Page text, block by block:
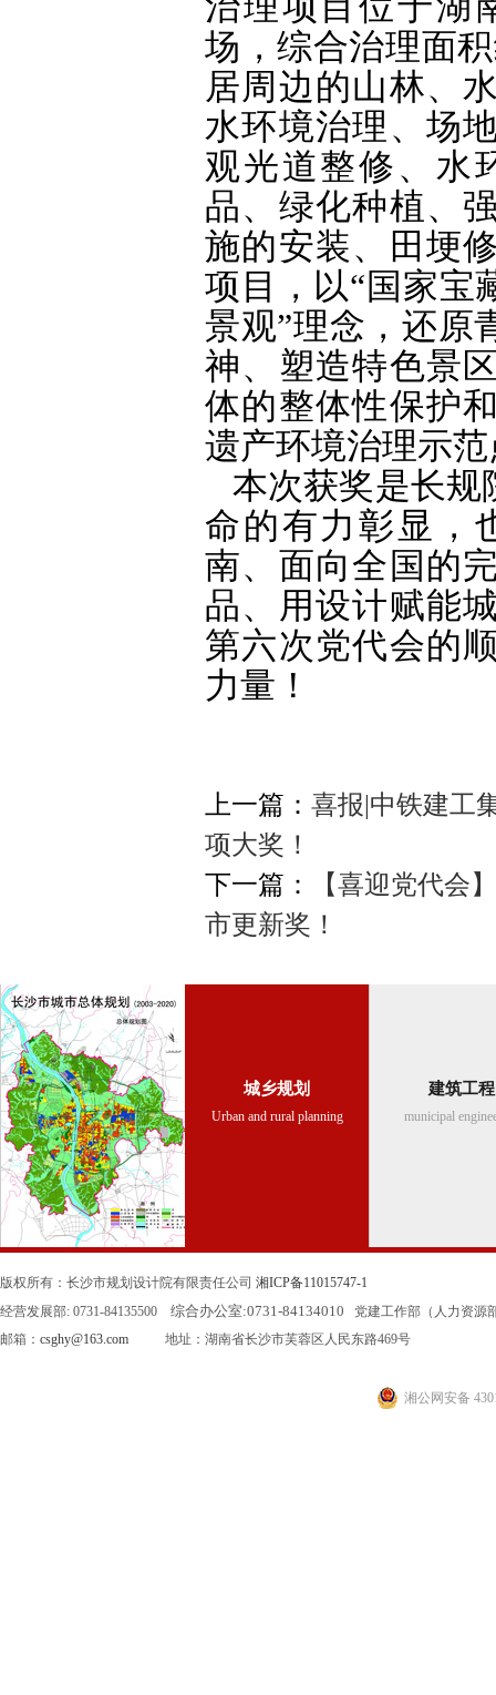
场，综合治理面
居周边的山林、
水环境治理、场
观光道整修、水
品、绿化种植、
施的安装、田埂
项目，以“国家宝
景观”理念，还原
神、塑造特色景
体的整体性保护
遗产环境治理示
本次获奖是长规
命的有力彰显，
南、面向全国的
品、用设计赋能
第六次党代会的
力量！
上一篇： 喜报|中铁建工
项大奖！
下一篇：
【喜迎党代会
市更新奖！
城乡规划
Urban and rural planning
建筑工程
municipal
版权所有：长沙市规划设计院有限责任公司 湘ICP备11015747-1
经营发展部: 0731-84135500 综合办公室:0731-84134010
党建工作部（人力资源
邮箱： csghy@163.com 地址：湖南省长沙市芙蓉区人民东路469号
湘公网安备